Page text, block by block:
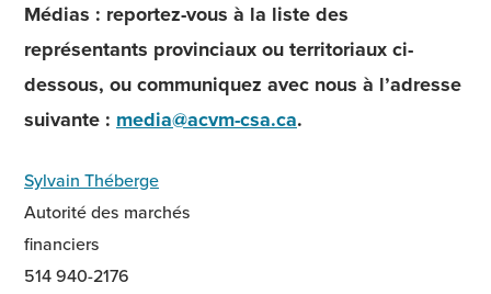
Médias : reportez-vous à la liste des
représentants provinciaux ou territoriaux ci-
dessous, ou communiquez avec nous à l’adresse
suivante : media@acvm-csa.ca.
Sylvain Théberge
Autorité des marchés
financiers
514 940-2176